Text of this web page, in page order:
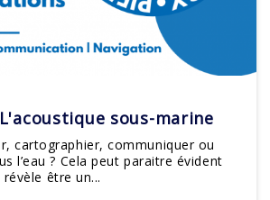
L'acoustique sous-marine
cartographier, communiquer ou
l’eau ? Cela peut paraitre évident
révèle être un...